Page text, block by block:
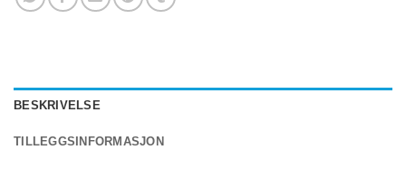
BESKRIVELSE
TILLEGGSINFORMASJON